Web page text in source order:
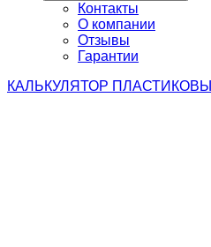
Контакты
О компании
Отзывы
Гарантии
КАЛЬКУЛЯТОР